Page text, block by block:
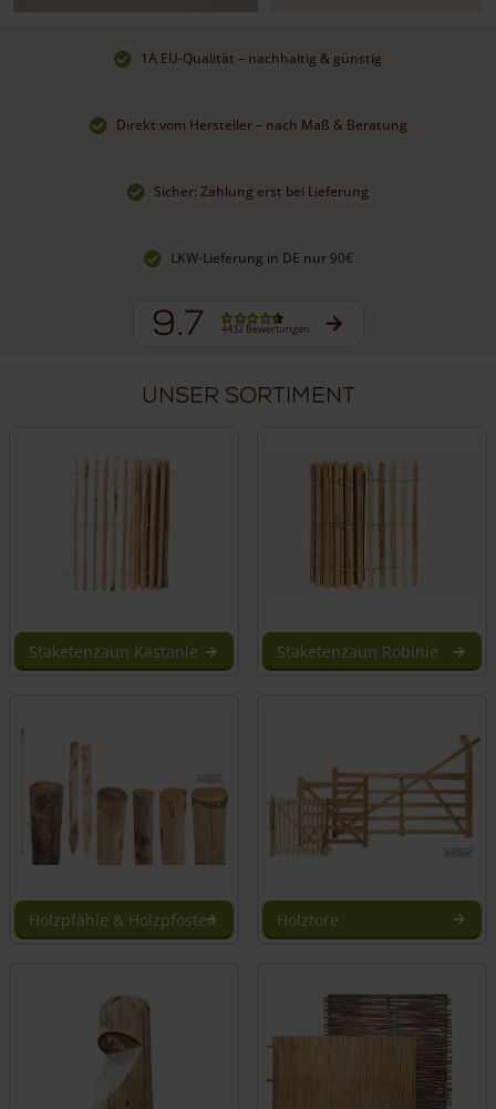
1A EU-Qualität – nachhaltig & günstig
Direkt vom Hersteller – nach Maß & Beratung
Sicher: Zahlung erst bei Lieferung
LKW-Lieferung in DE nur 90€
9.7 4432 Bewertungen
Unser Sortiment
Staketenzaun Kastanie Staketenzaun Robinie
Holzpfähle & Holzpfosten Holztore